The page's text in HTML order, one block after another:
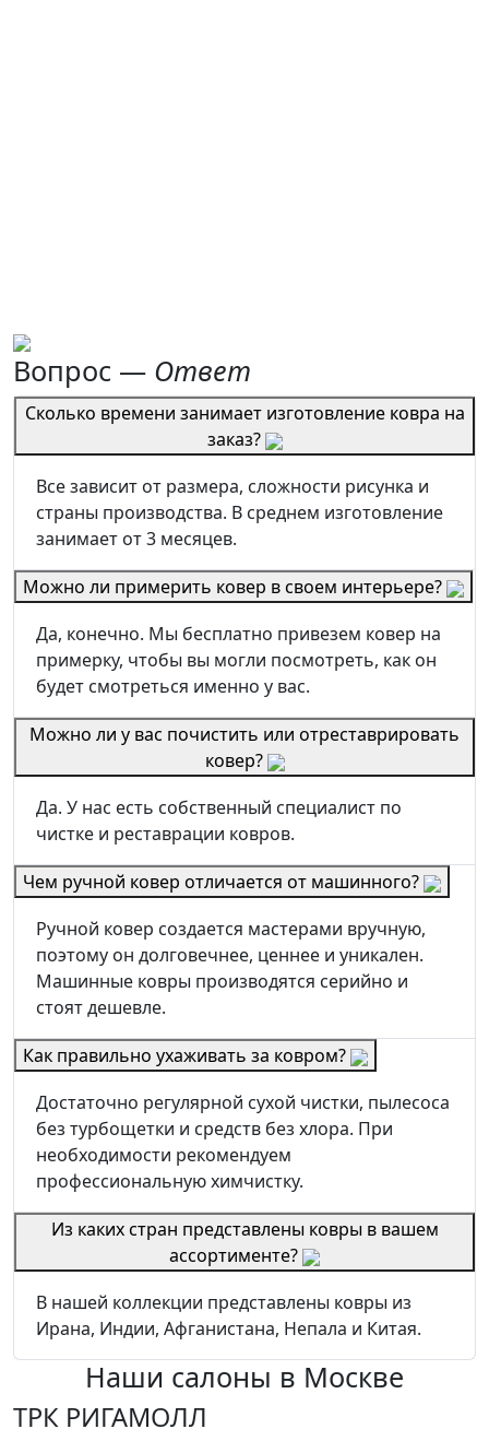
Вопрос — Ответ
Сколько времени занимает изготовление ковра на
заказ?
Все зависит от размера, сложности рисунка и
страны производства. В среднем изготовление
занимает от 3 месяцев.
Можно ли примерить ковер в своем интерьере?
Да, конечно. Мы бесплатно привезем ковер на
примерку, чтобы вы могли посмотреть, как он
будет смотреться именно у вас.
Можно ли у вас почистить или отреставрировать
ковер?
Да. У нас есть собственный специалист по
чистке и реставрации ковров.
Чем ручной ковер отличается от машинного?
Ручной ковер создается мастерами вручную,
поэтому он долговечнее, ценнее и уникален.
Машинные ковры производятся серийно и
стоят дешевле.
Как правильно ухаживать за ковром?
Достаточно регулярной сухой чистки, пылесоса
без турбощетки и средств без хлора. При
необходимости рекомендуем
профессиональную химчистку.
Из каких стран представлены ковры в вашем
ассортименте?
В нашей коллекции представлены ковры из
Ирана, Индии, Афганистана, Непала и Китая.
Наши салоны в Москве
ТРК РИГАМОЛЛ